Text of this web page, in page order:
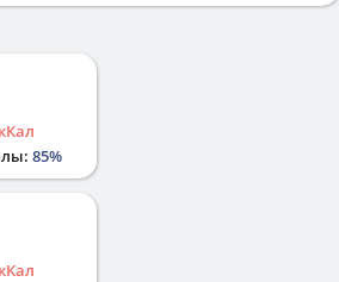
85%